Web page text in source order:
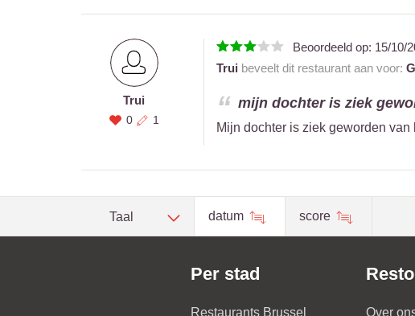
Trui
0 1
Beoordeeld op: 15/10/
Trui beveelt dit restaurant aan voor:
mijn dochter is ziek
Mijn dochter is ziek geworden
Taal datum score
Per stad
Restaurants Brussel Over